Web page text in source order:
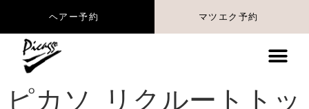
ヘアー予約 マツエク予約
ピカソ_リクルートトッ